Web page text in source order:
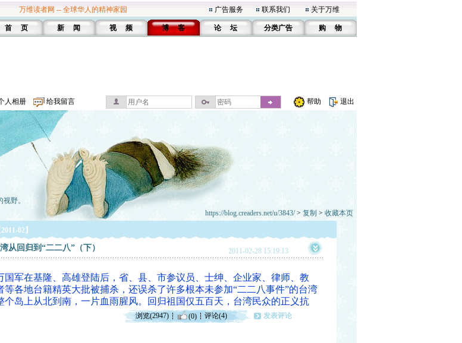
万维读者网 -- 全球华人的精神家园 广告服务 联系我们 关于万维
首 页 新 闻 视 频 博 客 论 坛 分类广告 购 物
人相册 给我留言 帮助 退出
野。
https://blog.creaders.net/u/3843/> 复制 > 收藏本页
02】
从回归到“二二八”（下） 2011-02-28 15:19:13
在基隆、高雄登陆后，省、县、市参议员、士绅、企业家、律师、教
等各地台籍精英大批被捕杀，还误杀了许多根本未参加“二二八事件”的台湾
个岛上从北到南，一片血雨腥风。回归祖国仅五百天，台湾民众的正义抗
浏览(2947) (0) 评论(4) 发表评论